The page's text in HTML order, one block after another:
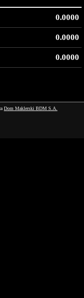
0.0000
0.0000
0.0000
Dom Maklerski BDM S.A.